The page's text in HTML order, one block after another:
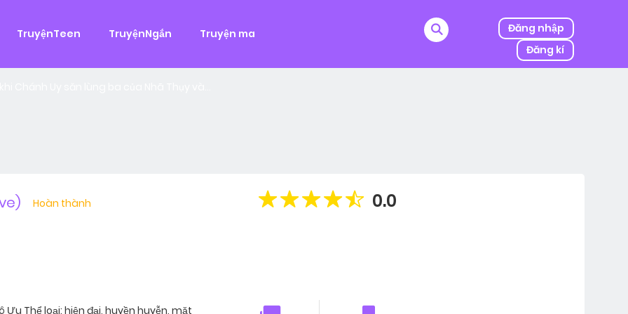
TruyệnTeen TruyệnNgắn Truyện ma
Đăng nhập
Đăng kí
Hùng, một tên cướp biển chân chính. Cho đến một ngày, cô bị kẻ thù của ba mình bắt cóc, người được mệnh danh
Hoàn thành 0.0
Ưu Thể loại: hiện đại, huyền huyễn, mặt